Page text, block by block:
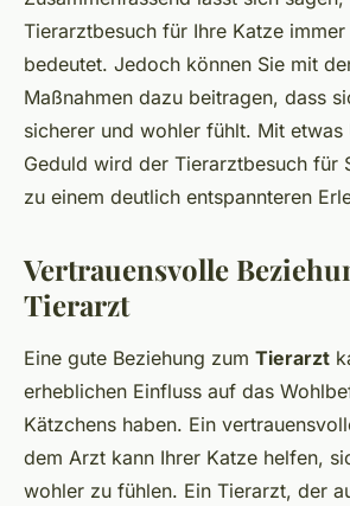
Tierarztbesuch für Ihre Katze
bedeutet. Jedoch können Sie mit
Maßnahmen dazu beitragen, dass
sicherer und wohler fühlt. Mit etwas
Geduld wird der Tierarztbesuch für
zu einem deutlich entspannteren
Vertrauensvolle
Tierarzt
Eine gute Beziehung zum Tierarzt
erheblichen Einfluss auf das
Kätzchens haben. Ein
dem Arzt kann Ihrer Katze helfen,
wohler zu fühlen. Ein Tierarzt, der